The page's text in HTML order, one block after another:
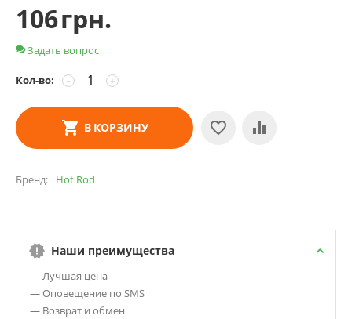
106грн.
Задать вопрос
Кол-во: +
−
В КОРЗИНУ
Бренд Hot Rod
Наши преимущества
— Лучшая цена
— Оповещение по SMS
— Возврат и обмен